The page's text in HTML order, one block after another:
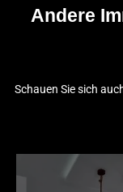
Andere
Schauen Sie sich